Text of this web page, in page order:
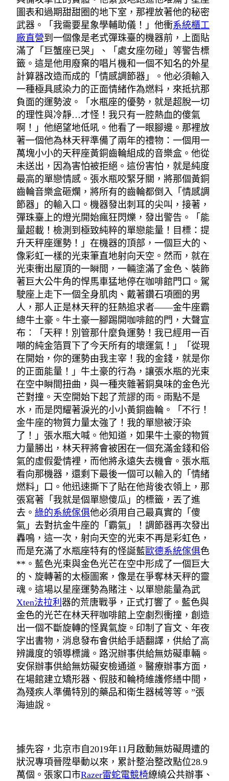
圖表和過期甜甜圈的地下室，那裡放著他的秘密
武器。「我需要星象學輔助儀！」他衝系統櫃工
廠直營到一個像是老式彈珠臺的機器前，上面貼
滿了「巨蟹座已哭」、「處女座勿碰」等警告標
籤。這是他用廢棄的唱片機和一個不知名的外星
計算器改造而成的「情感調節器」。他必須輸入
一種極具感染力的正面情緒作為燃料，來抵抗那
負面的運勢波。「水瓶座的優勢，就是超脫一切
的理性與冷靜…才怪！我只有一腔熱血的傻氣
啊！」他絕望地低吼。他看了一眼腳邊。那裡放
著一個他為林天秤準備了兩年的禮物：一個用一
萬塊小小的天秤座黃銅齒輪組成的音樂盒。他從
未送出，因為害怕被拒絕。這份害怕，就是純度
最高的單戀情感。張水瓶咬緊牙關，將那個黃銅
齒輪音樂盒砸爛，將所有的齒輪都倒入「情感調
節器」的輸入口。機器發出刺耳的尖叫，接著，
彈珠臺上的燈光開始瘋狂閃爍，發出警告。「能
量超載！檢測到極致純粹的單戀能量！目標：提
升天秤座運勢！」在機器的頂部，一個巨大的、
像彩虹一樣的光束筆直地射向天空。然而，就在
光束衝出屋頂的一瞬間，一輛塗滿了金色、裝飾
著巨大公牛角的悍馬車猛地停在咖啡館門口。駕
駛座上走下一個全身肌肉、戴著鑽石項圈的男
人，那人正是林天秤的狂熱追求者——金牛座霸
總牛土豪。牛土豪一腳踢開咖啡館的門，大聲宣
布：「天秤！別管那什麼負運勢！我已經用一百
噸的純金箔買下了今天所有的壞運氣！」「從現
在開始，你的運勢由我主宰！我的金錢，就是你
的正面能量！」牛土豪的行為，讓張水瓶的光束
在空中瞬間扭曲，與一種夾雜著銅臭味的金色光
芒對撞。天空開始下起了荒謬的雨。雨點不是
水，而是閃耀著淚光的小小黃銅齒輪。「不行！
金牛座的物質力量太強了！我的單戀被汙染
了！」張水瓶大喊。他知道，如果牛土豪的物質
力量勝出，林天秤將會被困在一個充滿金錢和俗
氣的虛假愛情裡，而他將永遠失去機會。張水瓶
看向那機器，還剩下最後一個可以輸入的「情緒
燃料」口。他迅速撕下了貼在他背後衣領上，那
張寫著「我就是個單戀傻瓜」的標籤，丟了進
去。 綠的系統傢俱他必須用自己最真實的「傻
氣」去對抗金牛座的「霸氣」！調節器再次發出
轟鳴，這一次，射向天空的光束不再是彩虹色，
而是充滿了水瓶座特有的怪誕藍歐德系統傢俱色
**。藍色光束與金色光芒在空中形成了一個巨大
的、旋轉著的太極圖案，像是在爭奪林天秤的靈
魂。這場以星座運勢為賭注、以單戀能量為武
Xten法拉利 器的荒唐戰爭，正式打響了。藍色與
金色的光芒在林天秤咖啡館上空劇烈衝撞，創造
出一個不斷旋轉的怪異氣旋。印制了盲文、年夜
字出書物，消息發布會供給手語翻譯，供給了高
辨識度的領導標識。路況辦事供給無妨礙車輛。
安保辦事供給無妨礙安檢通道。醫療辦事方面，
在場館建立矯形器、假肢和輪椅維護修繕中間，
為殘疾人準備特別的藥品和衛生器械等等。”張
海迪說。
據先容，北京市自2019年11月啟動無妨礙周遭的
狀況專項晉陞舉動以來，累計整治整改點位28.9
萬個。張家口市Razer雷蛇電競椅繚繞公共辦事、